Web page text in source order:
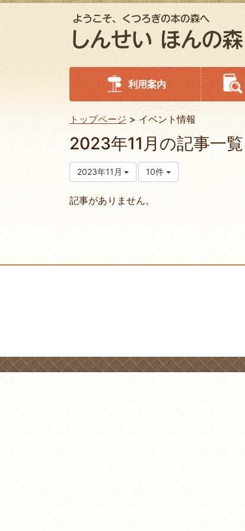
利用案内
トップページ イベント情報
2023年11月の記事一覧
2023年11月 10件
記事がありません。